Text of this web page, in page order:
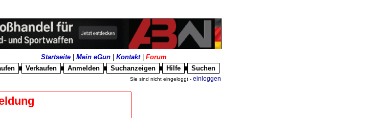
Startseite Mein eGun Kontakt| Forum
Verkaufen Anmelden Suchanzeigen Hilfe Suchen
Sie sind nicht eingeloggt - einloggen